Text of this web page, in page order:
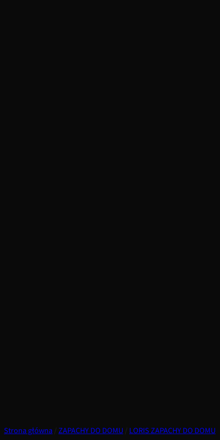
Strona główna ZAPACHY DO DOMU LORIS ZAPACHY DO DOMU